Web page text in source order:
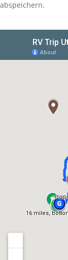
abspeichern.